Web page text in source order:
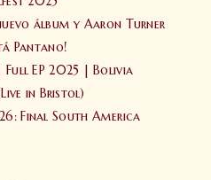
álbum y Aaron Turner
Pantano!
EP 2025 | Bolivia
in Bristol)
Final South America